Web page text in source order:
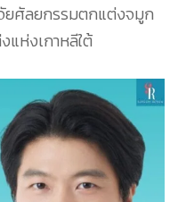
ศัลยกรรมตกแต่งจมูก
ห่งเกาหลีใต้